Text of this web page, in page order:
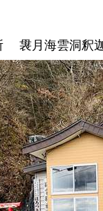
袰月海雲洞釈